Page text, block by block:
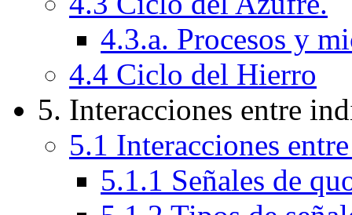
4.3.a. Procesos y
4.4 Ciclo del Hierro
5. Interacciones entre
5.1 Interacciones
5.1.1 Señales de